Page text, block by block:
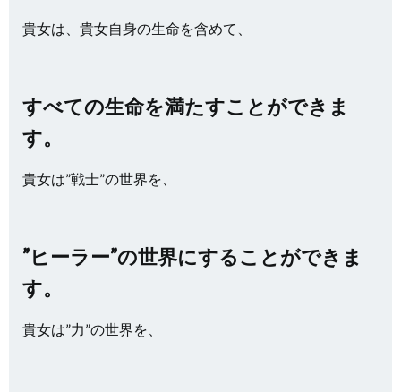
貴女は、貴女自身の生命を含めて、
すべての生命を満たすことができま
す。
貴女は”戦士”の世界を、
”ヒーラー”の世界にすることができま
す。
貴女は”力”の世界を、